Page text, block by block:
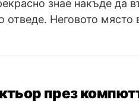
знае накъде да
отведе. Неговото
през